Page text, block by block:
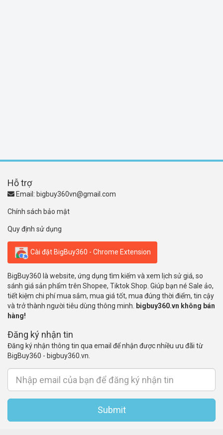
Hỗ trợ
Email: bigbuy360vn@gmail.com
Chính sách bảo mật
Quy định sử dụng
Cài đặt BigBuy360 - Chrome Extension
BigBuy360 là website, ứng dụng tìm kiếm và xem lịch sử giá, so
sánh giá sản phẩm trên Shopee, Tiktok Shop. Giúp bạn né Sale ảo,
tiết kiệm chi phí mua sắm, mua giá tốt, mua đúng thời điểm, tin cậy
và trở thành người tiêu dùng thông minh.
bigbuy360.vn không bán
hàng!
Đăng ký nhận tin
Đăng ký nhận thông tin qua email để nhận được nhiều ưu đãi từ
BigBuy360 - bigbuy360.vn.
Submit